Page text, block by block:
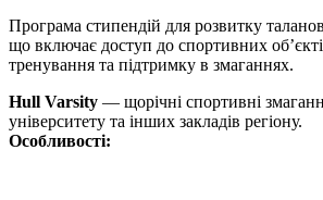
Програма стипендій для розвитку
що включає доступ до спортивних
тренування та підтримку в змаганнях.
Hull Varsity — щорічні спортивні
університету та інших закладів регіону.
Особливості: